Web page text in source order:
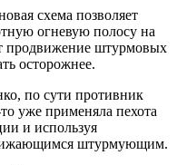
схема позволяет
огневую полосу на
продвижение штурмовых
осторожнее.
по сути противник
уже применяла пехота
и используя
штурмующим.